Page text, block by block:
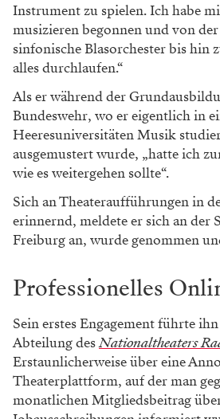
Instrument zu spielen. Ich habe
musizieren begonnen und von
sinfonische Blasorchester bis hin
alles durchlaufen.“
Als er während der
Bundeswehr, wo er eigentlich in
Heeresuniversitäten Musik
ausgemustert wurde, „hatte ich
wie es weitergehen sollte“.
Sich an Theateraufführungen in
erinnernd, meldete er sich an der
Freiburg an, wurde genommen
Professionelles
Sein erstes Engagement führte
Abteilung desNationaltheaters
Erstaunlicherweise über eine
Theaterplattform, auf der man
monatlichen Mitgliedsbeitrag